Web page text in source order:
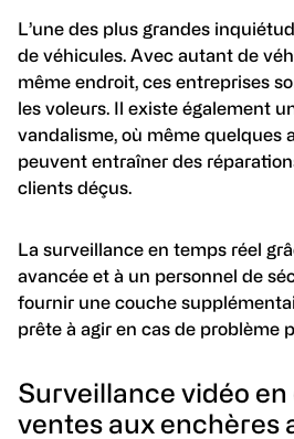
L’une des plus grandes
de véhicules. Avec autant de
même endroit, ces entreprises
les voleurs. Il existe également
vandalisme, où même quelques
peuvent entraîner des
clients déçus.
La surveillance en temps réel
avancée et à un personnel de
fournir une couche
prête à agir en cas de problème
Surveillance vidéo
ventes aux enchères